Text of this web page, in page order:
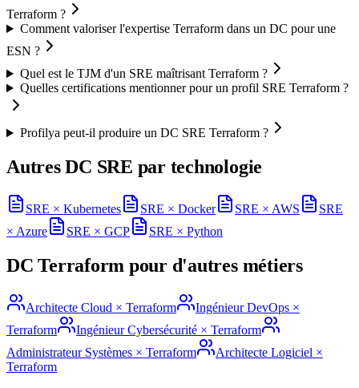
Terraform ?
Comment valoriser l'expertise Terraform dans un DC pour une
ESN ?
Quel est le TJM d'un SRE maîtrisant Terraform ?
Quelles certifications mentionner pour un profil SRE Terraform ?
Profilya peut-il produire un DC SRE Terraform ?
Autres DC SRE par technologie
SRE × Kubernetes SRE × Docker SRE × AWS
SRE
× Azure SRE × GCP SRE × Python
DCTerraform pour d'autres métiers
Architecte Cloud × Terraform Ingénieur DevOps ×
Terraform
Ingénieur Cybersécurité × Terraform
Administrateur Systèmes × Terraform Architecte Logiciel ×
Terraform